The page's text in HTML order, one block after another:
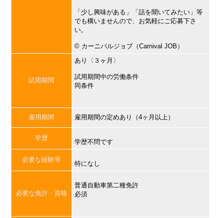
「少し興味がある」「話を聞いてみたい」等
でも構いませんので、お気軽にご応募下さ
い。
©︎ カーニバルジョブ（Carnival JOB）
試用期間
あり〈３ヶ月〉
試用期間中の労働条件
同条件
雇用期間 雇用期間の定めあり（4ヶ月以上）
学歴
学歴不問です
必要な経験等
特になし
必要な免許・資格
普通自動車第二種免許
必須